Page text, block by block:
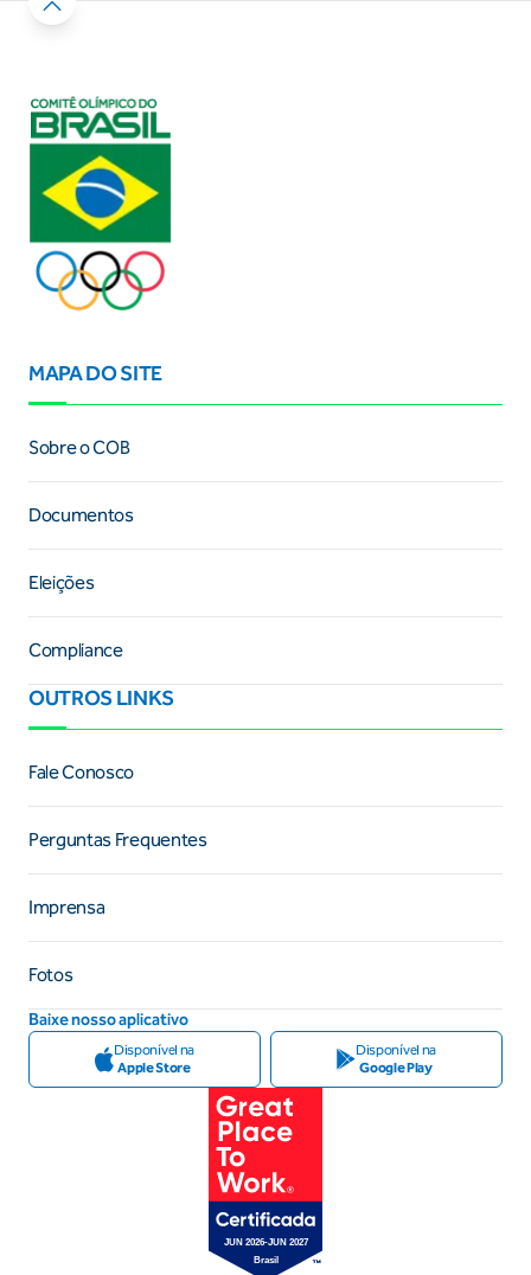
MAPA DO SITE
Sobre o COB
Documentos
Eleições
Compliance
OUTROS LINKS
Fale Conosco
Perguntas Frequentes
Imprensa
Fotos
Baixe nosso aplicativo
Disponível na
Apple Store
Disponível na
Google Play